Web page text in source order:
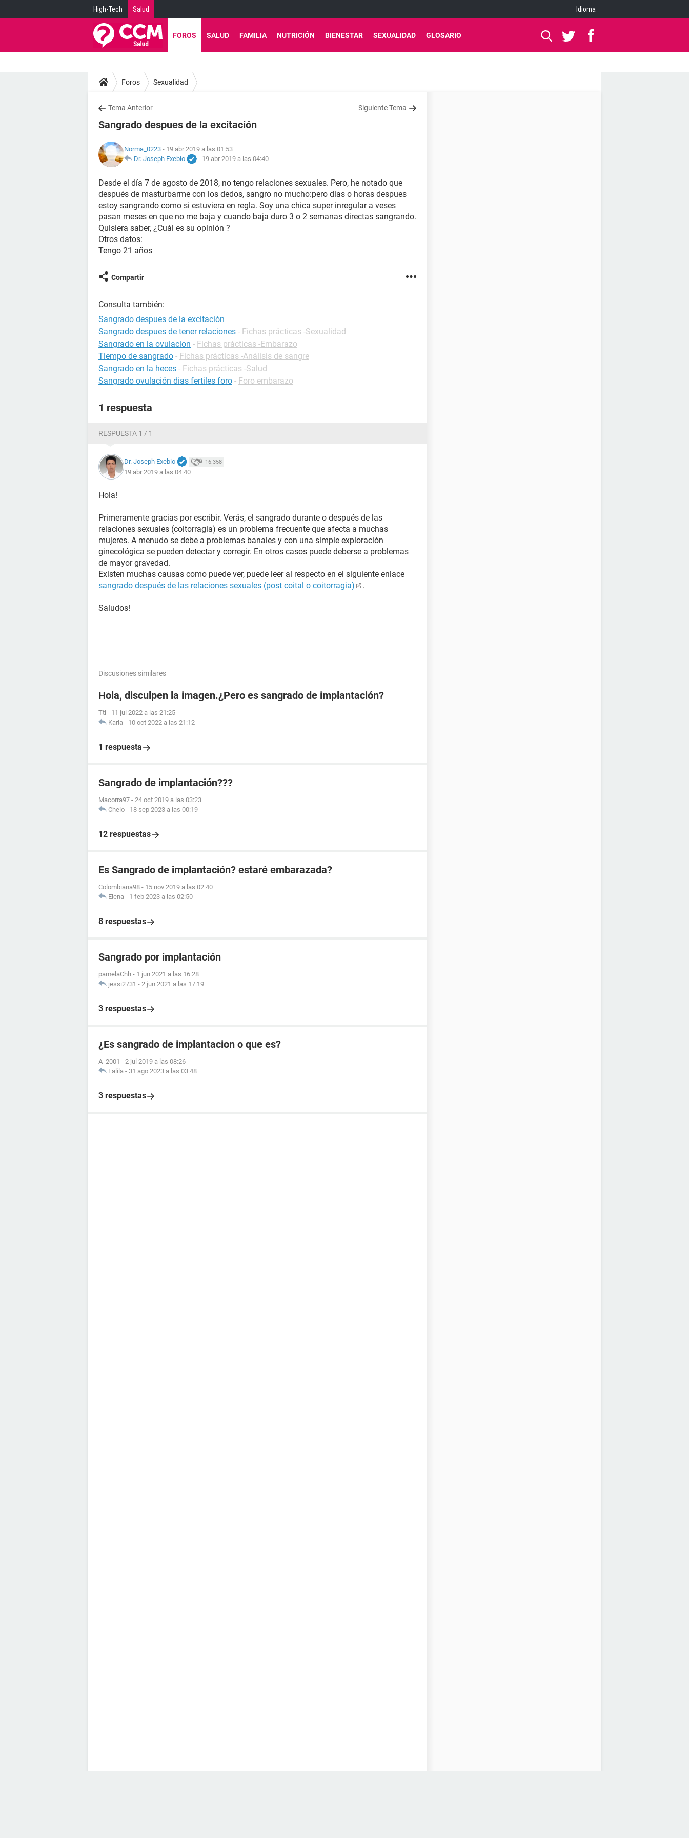
High-Tech Salud Idioma
FOROS SALUD FAMILIA NUTRICIÓN BIENESTAR SEXUALIDAD GLOSARIO
Foros Sexualidad
Tema Anterior Siguiente Tema
Sangrado despues de la excitación
Norma_0223 - 19 abr 2019 a las 01:53
Dr. Joseph Exebio
- 19 abr 2019 a las 04:40
Desde el día 7 de agosto de 2018, no tengo relaciones sexuales. Pero, he notado que
después de masturbarme con los dedos, sangro no mucho:pero dias o horas despues
estoy sangrando como si estuviera en regla. Soy una chica super inregular a veses
pasan meses en que no me baja y cuando baja duro 3 o 2 semanas directas sangrando.
Quisiera saber, ¿Cuál es su opinión ?
Otros datos:
Tengo 21 años
Compartir
Consulta también:
Sangrado despues de la excitación
Sangrado despues de tener relaciones - Fichas prácticas -Sexualidad
Sangrado en la ovulacion - Fichas prácticas -Embarazo
Tiempo de sangrado - Fichas prácticas -Análisis de sangre
Sangrado en la heces - Fichas prácticas -Salud
Sangrado ovulación dias fertiles foro - Foro embarazo
1 respuesta
RESPUESTA 1 / 1
Dr. Joseph Exebio 16.358
19 abr 2019 a las 04:40
Hola!
Primeramente gracias por escribir. Verás, el sangrado durante o después de las
relaciones sexuales (coitorragia) es un problema frecuente que afecta a muchas
mujeres. A menudo se debe a problemas banales y con una simple exploración
ginecológica se pueden detectar y corregir. En otros casos puede deberse a problemas
de mayor gravedad.
Existen muchas causas como puede ver, puede leer al respecto en el siguiente enlace
sangrado después de las relaciones sexuales (post coital o coitorragia)
.
Saludos!
Discusiones similares
Hola, disculpen la imagen.¿Pero es sangrado de implantación?
Ttl - 11 jul 2022 a las 21:25
Karla - 10 oct 2022 a las 21:12
1 respuesta
Sangrado de implantación???
Macorra97 - 24 oct 2019 a las 03:23
Chelo - 18 sep 2023 a las 00:19
12 respuestas
Es Sangrado de implantación? estaré embarazada?
Colombiana98 - 15 nov 2019 a las 02:40
Elena - 1 feb 2023 a las 02:50
8 respuestas
Sangrado por implantación
pamelaChh - 1 jun 2021 a las 16:28
jessi2731 - 2 jun 2021 a las 17:19
3 respuestas
¿Es sangrado de implantacion o que es?
A_2001 - 2 jul 2019 a las 08:26
Lalila - 31 ago 2023 a las 03:48
3 respuestas